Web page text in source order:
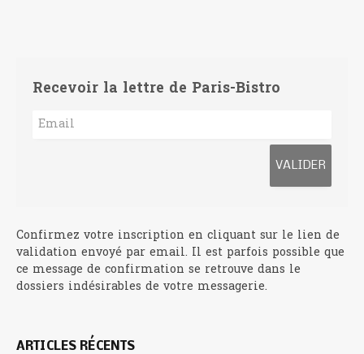
Recevoir la lettre de Paris-Bistro
Confirmez votre inscription en cliquant sur le lien de
validation envoyé par email. Il est parfois possible que
ce message de confirmation se retrouve dans le
dossiers indésirables de votre messagerie.
ARTICLES RÉCENTS